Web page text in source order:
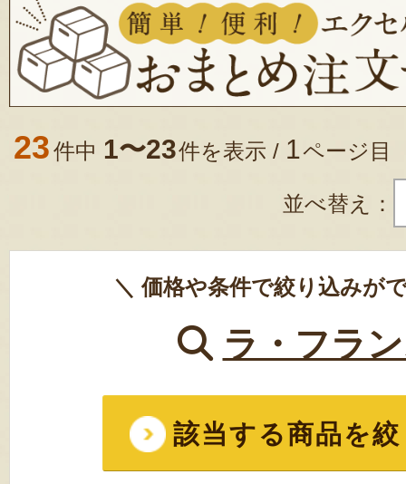
23件中 1〜23件を表示 / 1ページ目
並べ替え：
＼ 価格や条件で絞り込みが
ラ・フラ
該当する商品を